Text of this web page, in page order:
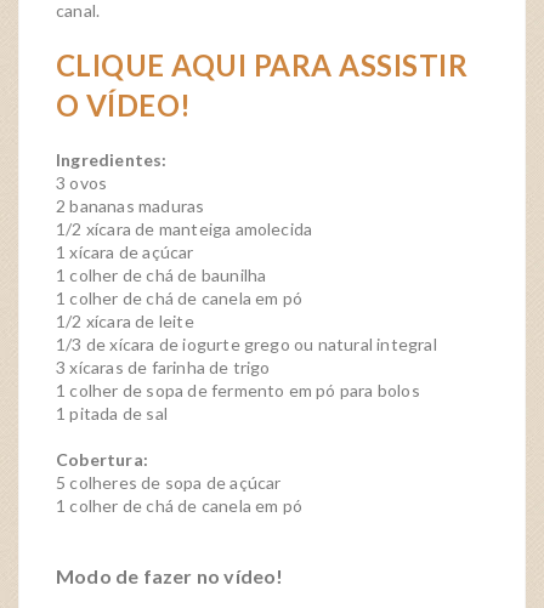
canal.
CLIQUE AQUI PARA ASSISTIR
O VÍDEO!
Ingredientes:
3 ovos
2 bananas maduras
1/2 xícara de manteiga amolecida
1 xícara de açúcar
1 colher de chá de baunilha
1 colher de chá de canela em pó
1/2 xícara de leite
1/3 de xícara de iogurte grego ou natural integral
3 xícaras de farinha de trigo
1 colher de sopa de fermento em pó para bolos
1 pitada de sal
Cobertura:
5 colheres de sopa de açúcar
1 colher de chá de canela em pó
Modo de fazer no vídeo!